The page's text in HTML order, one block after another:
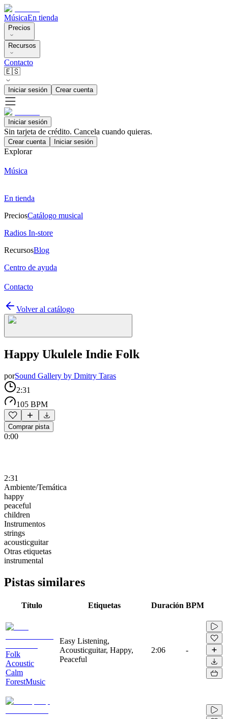
MúsicaEn tienda
Precios
Recursos
Contacto
🇪🇸
Iniciar sesión Crear cuenta
Iniciar sesión
Sin tarjeta de crédito. Cancela cuando quieras.
Crear cuenta Iniciar sesión
Explorar
Música
En tienda
PreciosCatálogo musical
Radios In-store
RecursosBlog
Centro de ayuda
Contacto
Volver al catálogo
Happy Ukulele Indie Folk
porSound Gallery by Dmitry Taras
2:31
105 BPM
Comprar pista
0:00
2:31
Ambiente/Temática
happy
peaceful
children
Instrumentos
strings
acousticguitar
Otras etiquetas
instrumental
Pistas similares
Título Etiquetas Duración BPM
Folk
Acoustic
Calm
ForestMusic
Easy Listening,
Acousticguitar, Happy,
Peaceful
2:06 -